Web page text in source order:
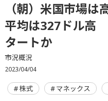
（朝）米国市場
平均は327ドル高
タートか
市況概況
2023/04/04
株式 マネックス